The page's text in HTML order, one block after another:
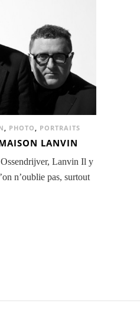
PHOTO PORTRAITS
LANVIN
Lanvin Il y
n’oublie pas, surtout